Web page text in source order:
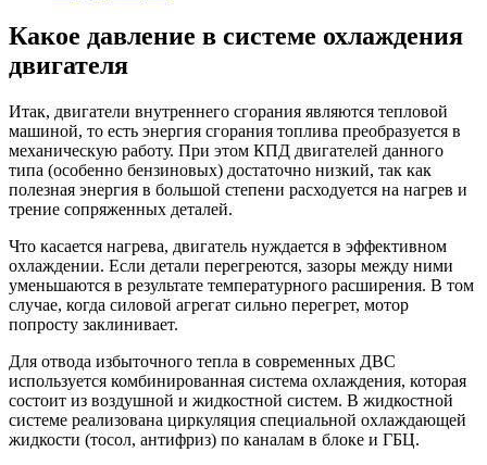
Какое давление в системе охлаждения
двигателя
Итак, двигатели внутреннего сгорания являются тепловой
машиной, то есть энергия сгорания топлива преобразуется в
механическую работу. При этом КПД двигателей данного
типа (особенно бензиновых) достаточно низкий, так как
полезная энергия в большой степени расходуется на нагрев и
трение сопряженных деталей.
Что касается нагрева, двигатель нуждается в эффективном
охлаждении. Если детали перегреются, зазоры между ними
уменьшаются в результате температурного расширения. В том
случае, когда силовой агрегат сильно перегрет, мотор
попросту заклинивает.
Для отвода избыточного тепла в современных ДВС
используется комбинированная система охлаждения, которая
состоит из воздушной и жидкостной систем. В жидкостной
системе реализована циркуляция специальной охлаждающей
жидкости (тосол, антифриз) по каналам в блоке и ГБЦ.